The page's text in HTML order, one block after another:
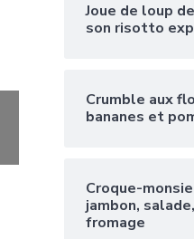
Joue de loup
son risotto
Crumble aux
bananes et
Croque-
jambon,
fromage